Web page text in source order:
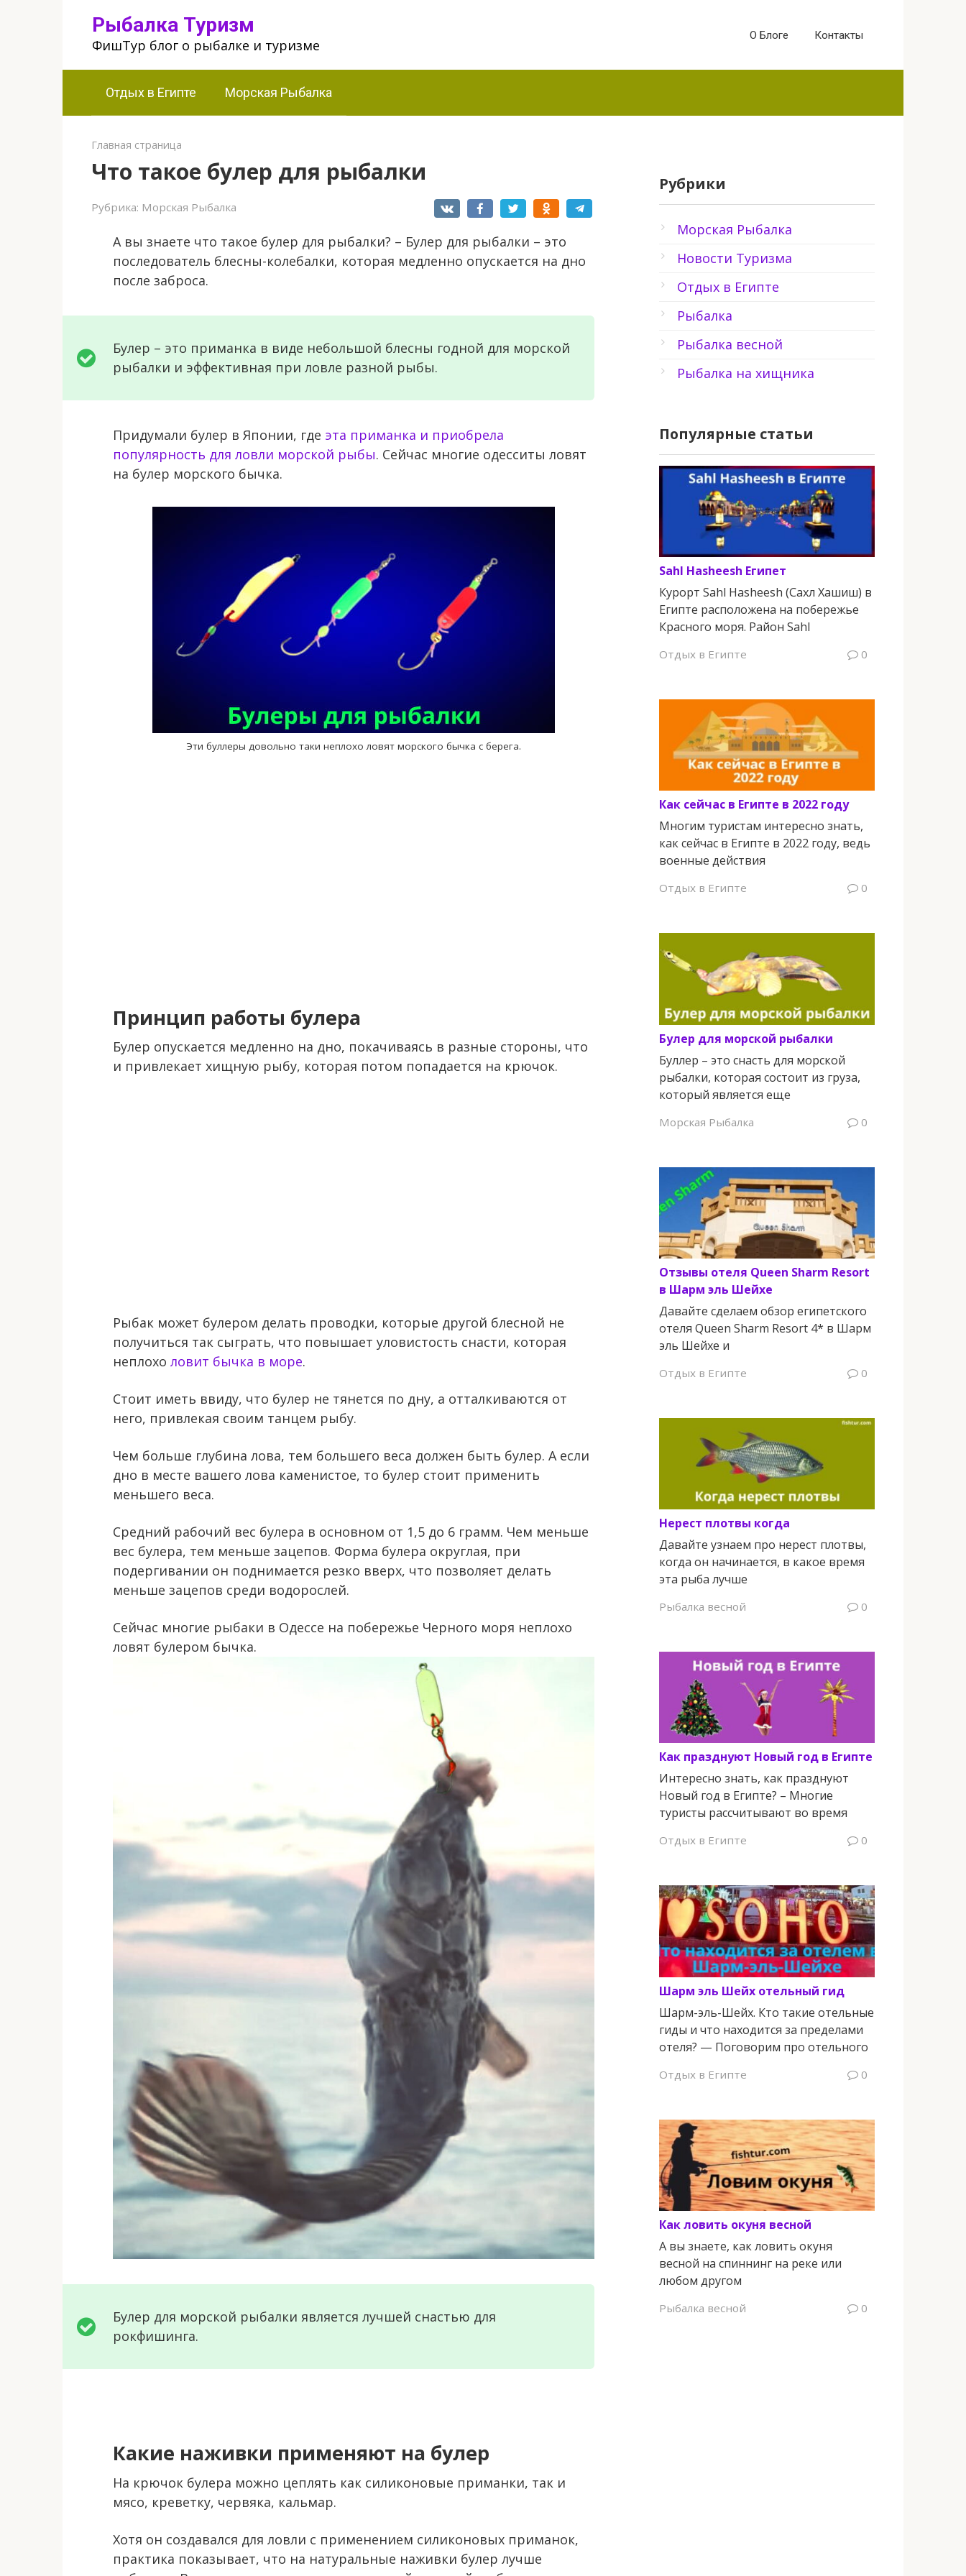
Рыбалка Туризм
ФишТур блог о рыбалке и туризме
О Блоге Контакты
Отдых в Египте Морская Рыбалка
Главная страница
Что такое булер для рыбалки
Рубрика: Морская Рыбалка
А вы знаете что такое булер для рыбалки? – Булер для рыбалки – это
последователь блесны-колебалки, которая медленно опускается на дно
после заброса.
Булер – это приманка в виде небольшой блесны годной для морской
рыбалки и эффективная при ловле разной рыбы.
Придумали булер в Японии, где эта приманка и приобрела
популярность для ловли морской рыбы. Сейчас многие одесситы ловят
на булер морского бычка.
Эти буллеры довольно таки неплохо ловят морского бычка с берега.
Принцип работы булера
Булер опускается медленно на дно, покачиваясь в разные стороны, что
и привлекает хищную рыбу, которая потом попадается на крючок.
Рыбак может булером делать проводки, которые другой блесной не
получиться так сыграть, что повышает уловистость снасти, которая
неплохо ловит бычка в море.
Стоит иметь ввиду, что булер не тянется по дну, а отталкиваются от
него, привлекая своим танцем рыбу.
Чем больше глубина лова, тем большего веса должен быть булер. А если
дно в месте вашего лова каменистое, то булер стоит применить
меньшего веса.
Средний рабочий вес булера в основном от 1,5 до 6 грамм. Чем меньше
вес булера, тем меньше зацепов. Форма булера округлая, при
подергивании он поднимается резко вверх, что позволяет делать
меньше зацепов среди водорослей.
Сейчас многие рыбаки в Одессе на побережье Черного моря неплохо
ловят булером бычка.
Булер для морской рыбалки является лучшей снастью для
рокфишинга.
Какие наживки применяют на булер
На крючок булера можно цеплять как силиконовые приманки, так и
мясо, креветку, червяка, кальмар.
Хотя он создавался для ловли с применением силиконовых приманок,
практика показывает, что на натуральные наживки булер лучше
Рубрики
Морская Рыбалка
Новости Туризма
Отдых в Египте
Рыбалка
Рыбалка весной
Рыбалка на хищника
Популярные статьи
Sahl Hasheesh Египет
Курорт Sahl Hasheesh (Сахл Хашиш) в
Египте расположена на побережье
Красного моря. Район Sahl
Отдых в Египте 0
Как сейчас в Египте в 2022 году
Многим туристам интересно знать,
как сейчас в Египте в 2022 году, ведь
военные действия
Отдых в Египте 0
Булер для морской рыбалки
Буллер – это снасть для морской
рыбалки, которая состоит из груза,
который является еще
Морская Рыбалка 0
Отзывы отеля Queen Sharm Resort
в Шарм эль Шейхе
Давайте сделаем обзор египетского
отеля Queen Sharm Resort 4* в Шарм
эль Шейхе и
Отдых в Египте 0
Нерест плотвы когда
Давайте узнаем про нерест плотвы,
когда он начинается, в какое время
эта рыба лучше
Рыбалка весной 0
Как празднуют Новый год в Египте
Интересно знать, как празднуют
Новый год в Египте? – Многие
туристы рассчитывают во время
Отдых в Египте 0
Шарм эль Шейх отельный гид
Шарм-эль-Шейх. Кто такие отельные
гиды и что находится за пределами
отеля? — Поговорим про отельного
Отдых в Египте 0
Как ловить окуня весной
А вы знаете, как ловить окуня
весной на спиннинг на реке или
любом другом
Рыбалка весной 0